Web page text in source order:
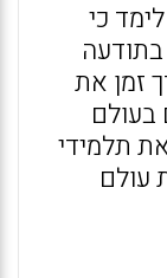
כי
זמן את
תלמידי
עולם